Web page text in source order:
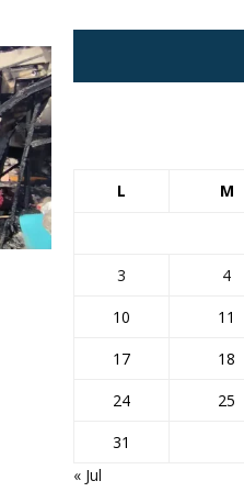
L M
3
4
10
11
17
18
24
25
31
« Jul